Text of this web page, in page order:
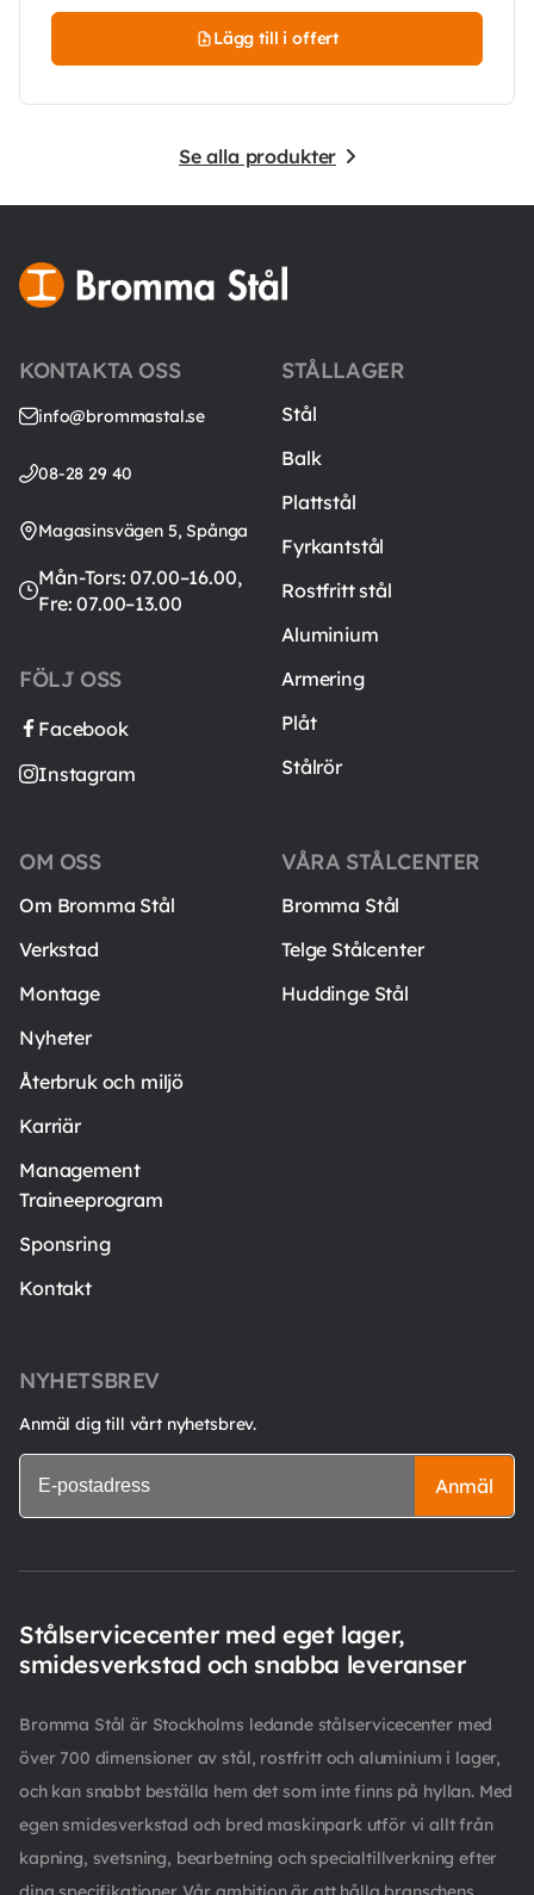
Lägg till i offert
Se alla produkter
KONTAKTA OSS
info@brommastal.se
08-28 29 40
Magasinsvägen 5, Spånga
Mån-Tors: 07.00–16.00,
Fre: 07.00–13.00
FÖLJ OSS
Facebook
Instagram
STÅLLAGER
Stål
Balk
Plattstål
Fyrkantstål
Rostfritt stål
Aluminium
Armering
Plåt
Stålrör
VÅRA STÅLCENTER
Bromma Stål
Telge Stålcenter
Huddinge Stål
OM OSS
Om Bromma Stål
Verkstad
Montage
Nyheter
Återbruk och miljö
Karriär
Management
Traineeprogram
Sponsring
Kontakt
NYHETSBREV
Anmäl dig till vårt nyhetsbrev.
Anmäl
Stålservicecenter med eget lager,
smidesverkstad och snabba leveranser
Bromma Stål är Stockholms ledande stålservicecenter med
över 700 dimensioner av stål, rostfritt och aluminium i lager,
och kan snabbt beställa hem det som inte finns på hyllan. Med
egen smidesverkstad och bred maskinpark utför vi allt från
kapning, svetsning, bearbetning och specialtillverkning efter